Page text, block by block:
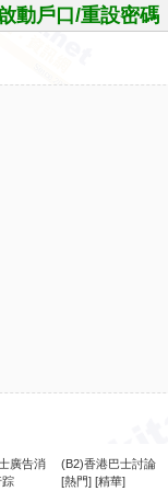
動戶口/重設密碼
廣告消
踪
(B2)香港巴士討論
[熱門] [精華]